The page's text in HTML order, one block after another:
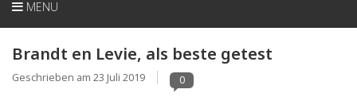
MENU
Brandt en Levie, als beste getest
Geschrieben am 23 Juli 2019 0